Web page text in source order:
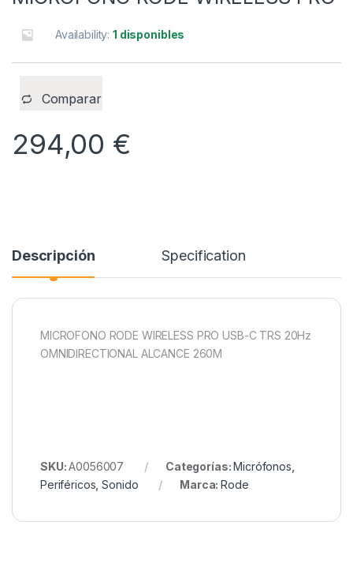
Availability:1 disponibles
Comparar
294,00 €
Descripción Specification
MICROFONO RODE WIRELESS PRO USB-C TRS 20Hz
OMNIDIRECTIONAL ALCANCE 260M
SKU:A0056007 Categorías:Micrófonos
Periféricos ,Sonido Marca:Rode